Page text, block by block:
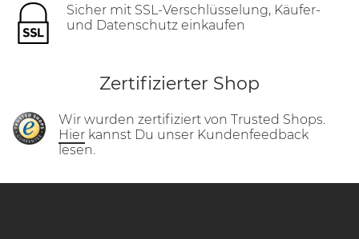
Sicher mit SSL-Verschlüsselung, Käufer-
und Datenschutz einkaufen
Zertifizierter Shop
Wir wurden zertifiziert von Trusted Shops.
Hier kannst Du unser Kundenfeedback
lesen.